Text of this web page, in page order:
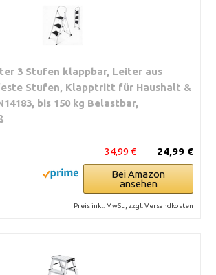
3 Stufen klappbar, Leiter aus
Stufen, Klapptritt für Haushalt &
bis 150 kg Belastbar,
24,99 €
34,99 €
Bei Amazon
ansehen
Preis inkl. MwSt., zzgl. Versandkosten